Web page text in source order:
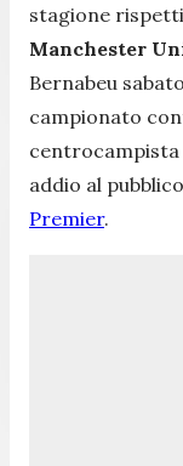
stagione
Manchester
Bernabeu
campionato
addio al
Premier.